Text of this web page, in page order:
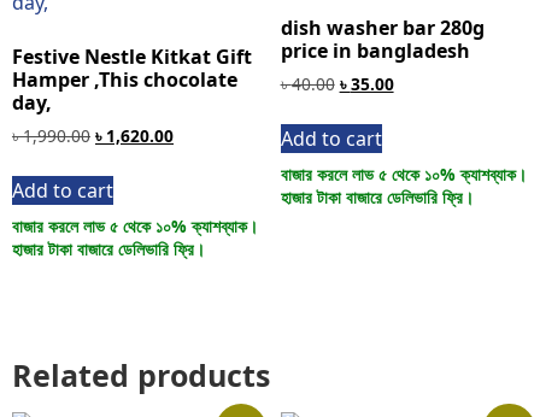
Festive Nestle Kitkat Gift
Hamper ,This chocolate
day,
৳1,990.00 ৳ 1,620.00
Add to cart
বাজার করলে লাভ ৫ থেকে ১০% ক্যাশব্যাক।
হাজার টাকা বাজারে ডেলিভারি ফ্রি।
dish washer bar 280g
price in bangladesh
৳40.00 ৳35.00
Add to cart
বাজার করলে লাভ ৫ থেকে ১০% ক্যাশব্যাক।
হাজার টাকা বাজারে ডেলিভারি ফ্রি।
Related products